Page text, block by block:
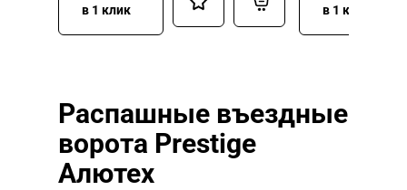
в 1 клик
в 1 клик
Распашные въездные
ворота Prestige
Алютех